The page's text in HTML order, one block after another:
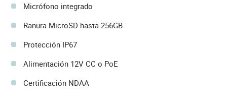
Micrófono integrado
Ranura MicroSD hasta 256GB
Protección IP67
Alimentación 12V CC o PoE
Certificación NDAA